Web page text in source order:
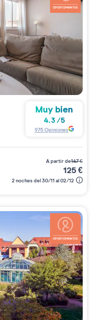
Muy bien
4.3/5
975Opiniones
a partir de147€
125€
2 noches del 30/11 al 02/12